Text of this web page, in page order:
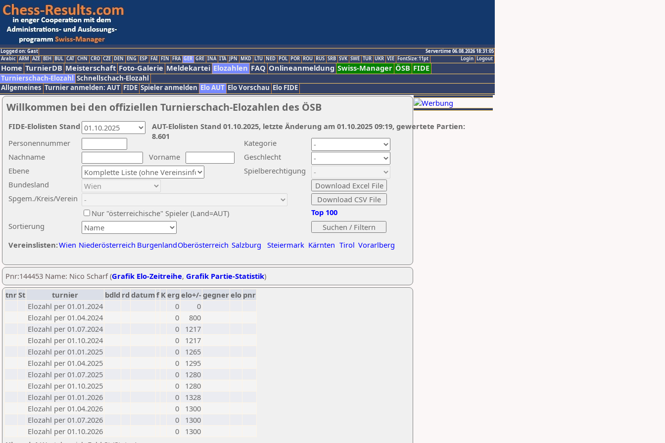
Logged on: Gast
Servertime 06.08.2026 18:31:05
Logout
Login
Arabic ARM AZE BIH BUL CAT CHN CRO CZE DEN ENG ESP FAI FIN FRA GER GRE INA ITA JPN MKD LTU NED POL POR ROU RUS SRB SVK SWE TUR UKR VIE FontSize:11pt
Home TurnierDB Meisterschaft Foto-Galerie Meldekartei Elozahlen FAQ Onlineanmeldung Swiss-Manager ÖSB FIDE
Turnierschach-Elozahl Schnellschach-Elozahl
Allgemeines Turnier anmelden: AUT FIDE Spieler anmelden Elo AUT Elo Vorschau Elo FIDE
Willkommen bei den offiziellen Turnierschach-Elozahlen des ÖSB
Nachname
Vorname
Ebene
Kategorie
Sortierung
Personennummer
Bundesland
Spgem./Kreis/Verein
Geschlecht
Nur "österreichische" Spieler (Land=AUT)
Spielberechtigung
Vereinslisten:Wien Niederösterreich BurgenlandOberösterreich Salzburg Steiermark Kärnten Tirol Vorarlberg
Top 100
AUT-Elolisten Stand 01.10.2025, letzte Änderung am 01.10.2025 09:19, gewertete Partien:
8.601
FIDE-Elolisten Stand
Pnr:144453 Name: Nico Scharf (Grafik Elo-Zeitreihe, Grafik Partie-Statistik)
tnrSt turnier bdld rd datumf Kerg elo+/-gegnerelo pnr
Elozahl per 01.01.2024
0
0
Elozahl per 01.04.2024
0
800
Elozahl per 01.07.2024
0
1217
Elozahl per 01.10.2024
0
1217
Elozahl per 01.01.2025
0
1265
Elozahl per 01.04.2025
0
1295
Elozahl per 01.07.2025
0
1280
Elozahl per 01.10.2025
0
1280
Elozahl per 01.01.2026
0
1328
Elozahl per 01.04.2026
0
1300
Elozahl per 01.07.2026
0
1300
Elozahl per 01.10.2026
0
1300